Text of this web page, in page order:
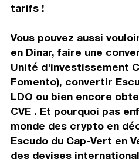
tarifs !
Vous pouvez aussi
en Dinar, faire une
Unité d'investissement
Fomento), convertir
LDO ou bien encore
CVE . Et pourquoi pas
monde des crypto en
Escudo du Cap-Vert en
des devises